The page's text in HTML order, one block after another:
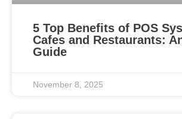
5 Top Benefits of POS
Cafes and Restaurants:
Guide
November 8, 2025